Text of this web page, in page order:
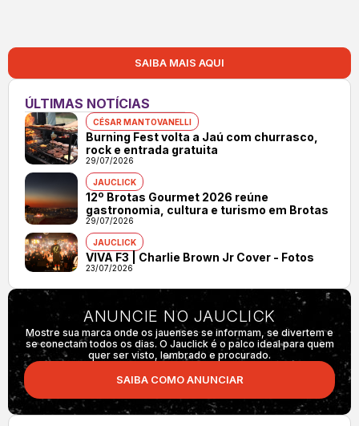
SAIBA MAIS AQUI
ÚLTIMAS NOTÍCIAS
CÉSAR MANTOVANELLI
Burning Fest volta a Jaú com churrasco,
rock e entrada gratuita
29/07/2026
JAUCLICK
12º Brotas Gourmet 2026 reúne
gastronomia, cultura e turismo em Brotas
29/07/2026
JAUCLICK
VIVA F3 | Charlie Brown Jr Cover - Fotos
23/07/2026
ANUNCIE NO JAUCLICK
Mostre sua marca onde os jauenses se informam, se divertem e
se conectam todos os dias. O Jauclick é o palco ideal para quem
quer ser visto, lembrado e procurado.
SAIBA COMO ANUNCIAR